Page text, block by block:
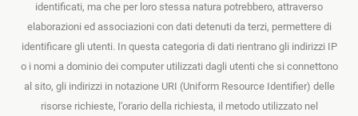
identificati, ma che per loro stessa natura potrebbero, attraverso
elaborazioni ed associazioni con dati detenuti da terzi, permettere di
identificare gli utenti. In questa categoria di dati rientrano gli indirizzi IP
o i nomi a dominio dei computer utilizzati dagli utenti che si connettono
al sito, gli indirizzi in notazione URI (Uniform Resource Identifier) delle
risorse richieste, l’orario della richiesta, il metodo utilizzato nel